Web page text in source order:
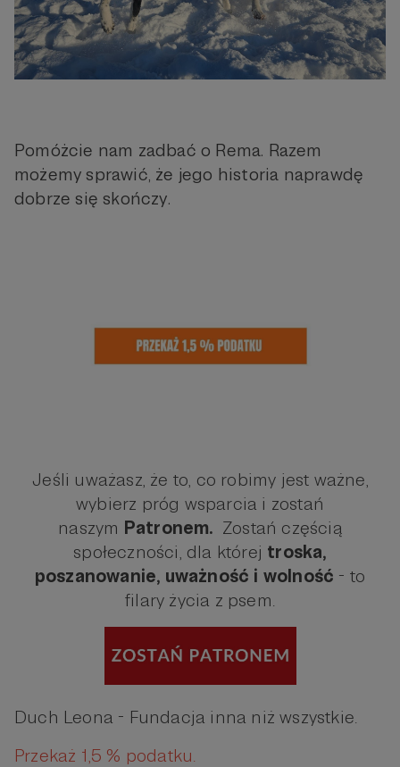
Pomóżcie nam zadbać o Rema. Razem
możemy sprawić, że jego historia naprawdę
dobrze się skończy.
Jeśli uważasz, że to, co robimy jest ważne,
wybierz próg wsparcia i zostań
naszym Patronem. Zostań częścią
społeczności, dla której troska,
poszanowanie, uważność i wolność - to
filary życia z psem.
Duch Leona - Fundacja inna niż wszystkie.
Przekaż 1,5 % podatku.